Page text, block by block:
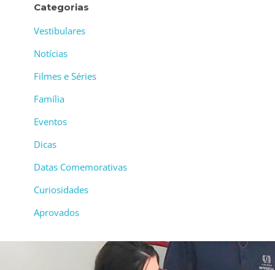
Categorias
Vestibulares
Notícias
Filmes e Séries
Família
Eventos
Dicas
Datas Comemorativas
Curiosidades
Aprovados